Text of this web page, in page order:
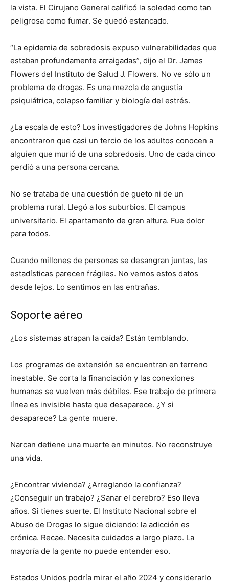
la vista. El Cirujano General calificó la soledad como tan
peligrosa como fumar. Se quedó estancado.
“La epidemia de sobredosis expuso vulnerabilidades que
estaban profundamente arraigadas”, dijo el Dr. James
Flowers del Instituto de Salud J. Flowers. No ve sólo un
problema de drogas. Es una mezcla de angustia
psiquiátrica, colapso familiar y biología del estrés.
¿La escala de esto? Los investigadores de Johns Hopkins
encontraron que casi un tercio de los adultos conocen a
alguien que murió de una sobredosis. Uno de cada cinco
perdió a una persona cercana.
No se trataba de una cuestión de gueto ni de un
problema rural. Llegó a los suburbios. El campus
universitario. El apartamento de gran altura. Fue dolor
para todos.
Cuando millones de personas se desangran juntas, las
estadísticas parecen frágiles. No vemos estos datos
desde lejos. Lo sentimos en las entrañas.
Soporte aéreo
¿Los sistemas atrapan la caída? Están temblando.
Los programas de extensión se encuentran en terreno
inestable. Se corta la financiación y las conexiones
humanas se vuelven más débiles. Ese trabajo de primera
línea es invisible hasta que desaparece. ¿Y si
desaparece? La gente muere.
Narcan detiene una muerte en minutos. No reconstruye
una vida.
¿Encontrar vivienda? ¿Arreglando la confianza?
¿Conseguir un trabajo? ¿Sanar el cerebro? Eso lleva
años. Si tienes suerte. El Instituto Nacional sobre el
Abuso de Drogas lo sigue diciendo: la adicción es
crónica. Recae. Necesita cuidados a largo plazo. La
mayoría de la gente no puede entender eso.
Estados Unidos podría mirar el año 2024 y considerarlo